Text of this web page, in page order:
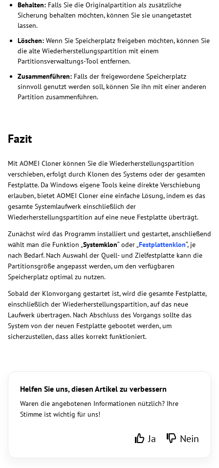
Behalten: Falls Sie die Originalpartition als zusätzliche
Sicherung behalten möchten, können Sie sie unangetastet
lassen.
Löschen: Wenn Sie Speicherplatz freigeben möchten, können Sie
die alte Wiederherstellungspartition mit einem
Partitionsverwaltungs-Tool entfernen.
Zusammenführen: Falls der freigewordene Speicherplatz
sinnvoll genutzt werden soll, können Sie ihn mit einer anderen
Partition zusammenführen.
Fazit
Mit AOMEI Cloner können Sie die Wiederherstellungspartition
verschieben, erfolgt durch Klonen des Systems oder der gesamten
Festplatte. Da Windows eigene Tools keine direkte Verschiebung
erlauben, bietet AOMEI Cloner eine einfache Lösung, indem es das
gesamte Systemlaufwerk einschließlich der
Wiederherstellungspartition auf eine neue Festplatte überträgt.
Zunächst wird das Programm installiert und gestartet, anschließend
wählt man die Funktion „Systemklon“ oder „Festplattenklon“, je
nach Bedarf. Nach Auswahl der Quell- und Zielfestplatte kann die
Partitionsgröße angepasst werden, um den verfügbaren
Speicherplatz optimal zu nutzen.
Sobald der Klonvorgang gestartet ist, wird die gesamte Festplatte,
einschließlich der Wiederherstellungspartition, auf das neue
Laufwerk übertragen. Nach Abschluss des Vorgangs sollte das
System von der neuen Festplatte gebootet werden, um
sicherzustellen, dass alles korrekt funktioniert.
Helfen Sie uns, diesen Artikel zu verbessern
Waren die angebotenen Informationen nützlich? Ihre
Stimme ist wichtig für uns!
Ja Nein